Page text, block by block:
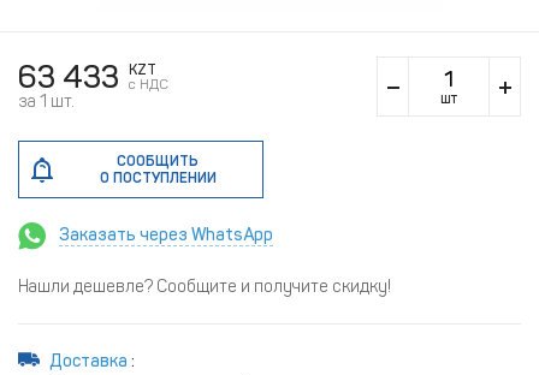
63 433
KZT
c НДС
за 1 шт. шт
СООБЩИТЬ
О ПОСТУПЛЕНИИ
Заказать через WhatsApp
Нашли дешевле? Сообщите и получите скидку!
Доставка :